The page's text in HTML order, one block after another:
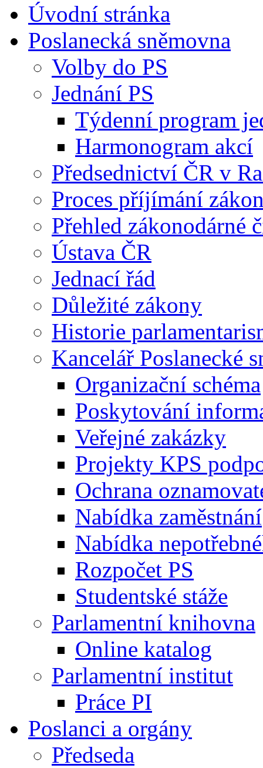
Úvodní stránka
Poslanecká sněmovna
Volby do PS
Jednání PS
Týdenní program
Harmonogram akcí
Předsednictví ČR v
Proces příjímání
Přehled zákonodárné
Ústava ČR
Jednací řád
Důležité zákony
Historie
Kancelář Poslanecké
Organizační schéma
Poskytování
Veřejné zakázky
Projekty KPS
Ochrana
Nabídka zaměstnání
Nabídka
Rozpočet PS
Studentské stáže
Parlamentní knihovna
Online katalog
Parlamentní institut
Práce PI
Poslanci a orgány
Předseda